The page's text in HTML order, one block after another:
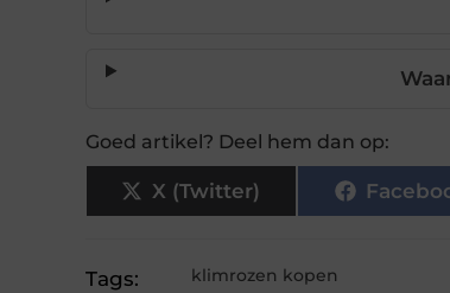
Goed artikel? Deel hem dan op:
X (Twitter)
Tags: klimrozen kopen